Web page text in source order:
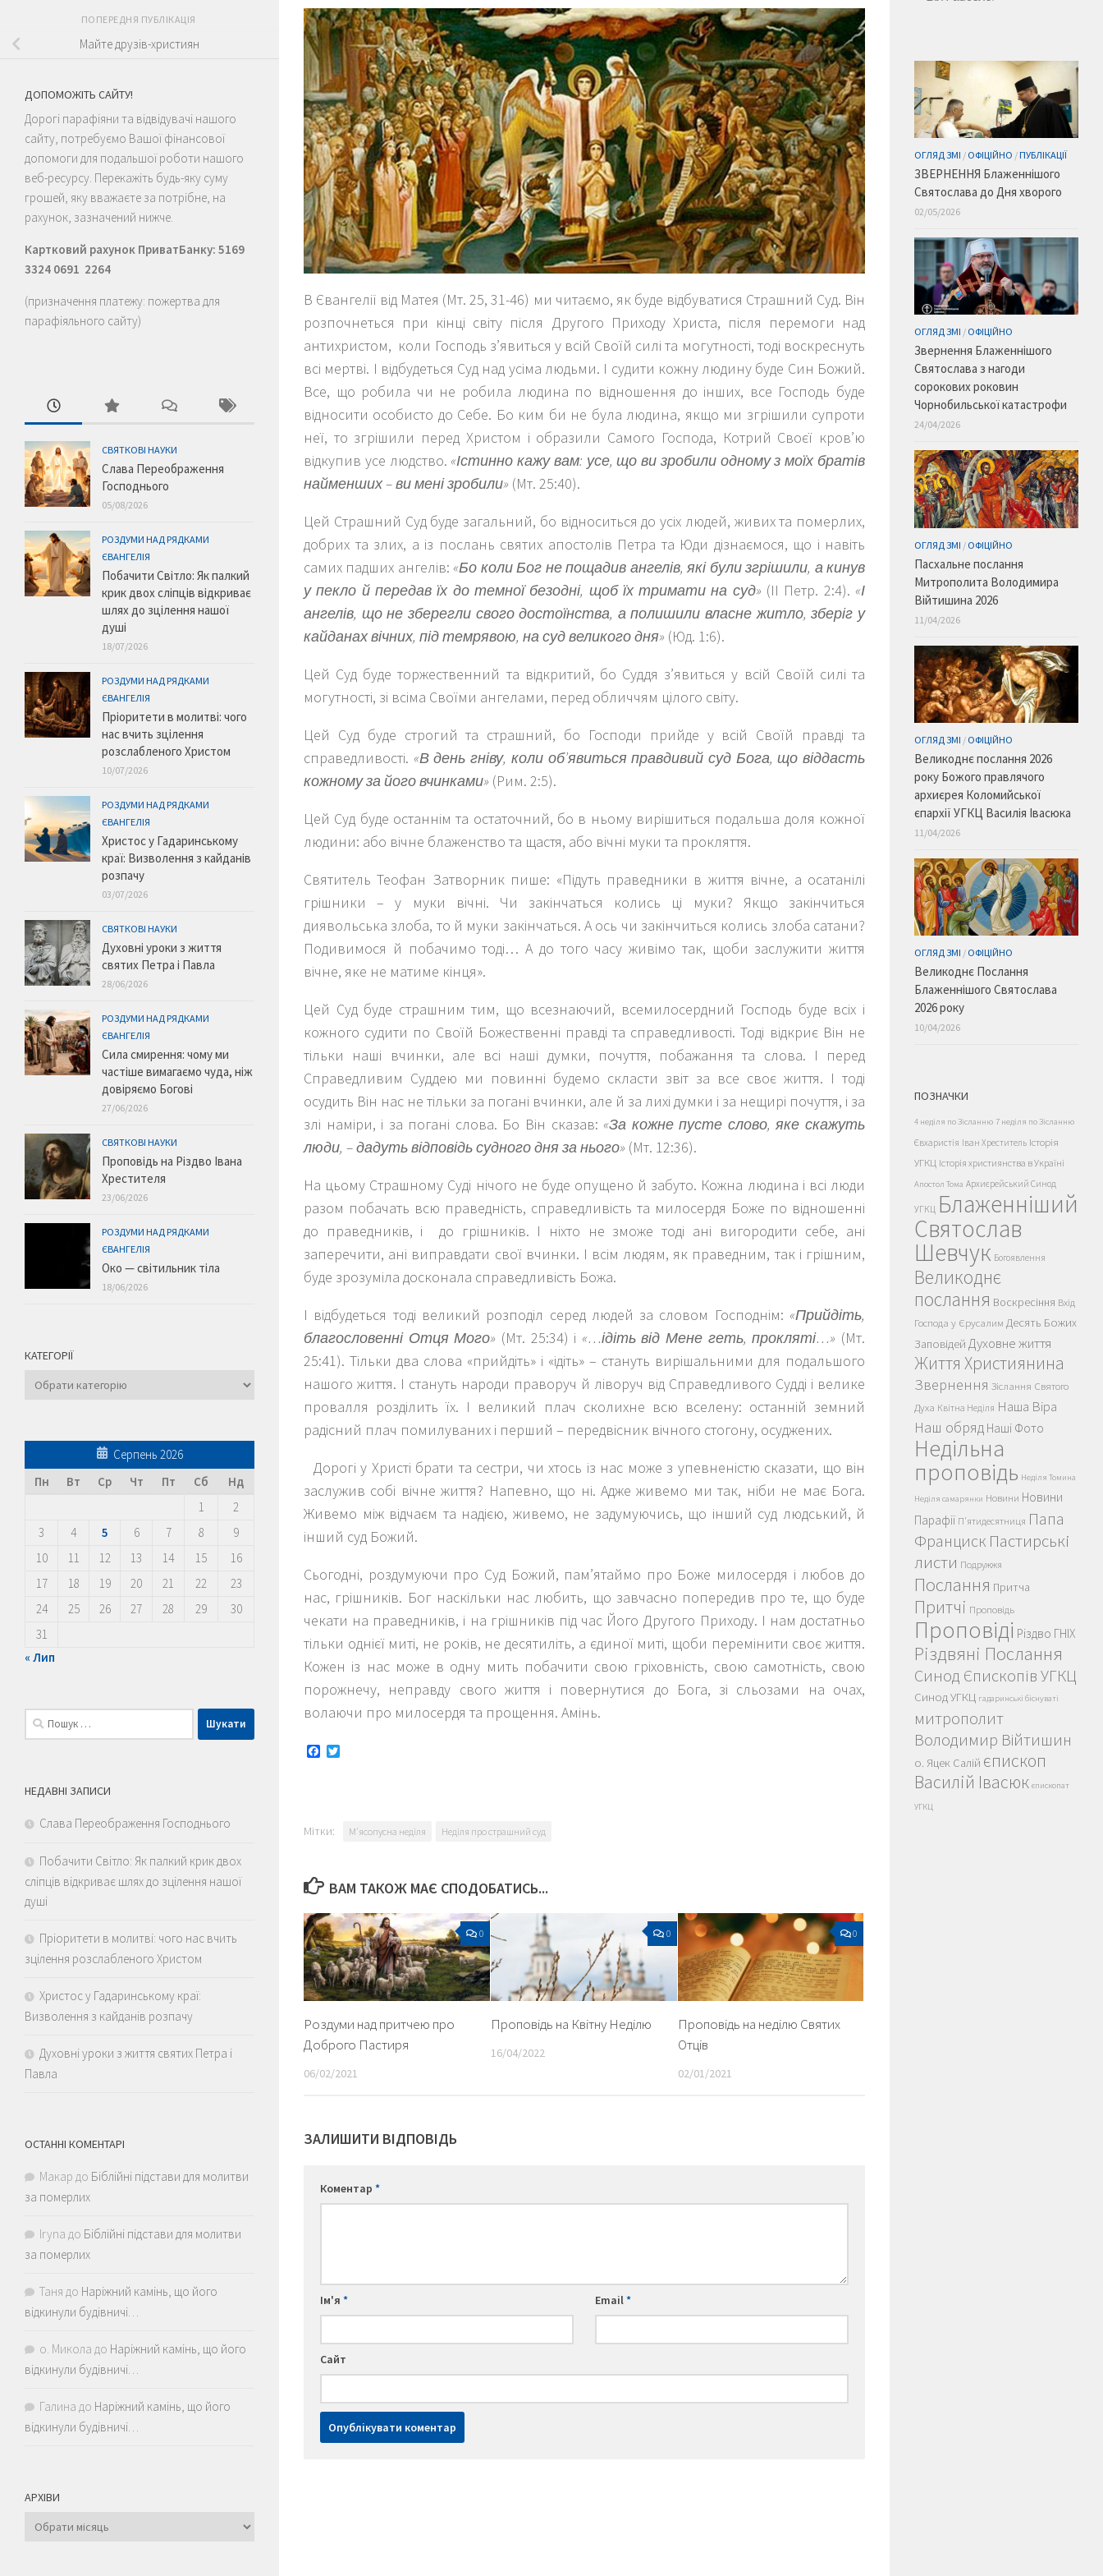
В Євангелії від Матея (Мт. 25, 31-46) ми читаємо, як буде відбуватися Страшний Суд. Він
розпочнеться при кінці світу після Другого Приходу Христа, після перемоги над
антихристом, коли Господь з’явиться у всій Своїй силі та могутності, тоді воскреснуть
всі мертві. І відбудеться Суд над усіма людьми. І судити кожну людину буде Син Божий.
Все, що робила чи не робила людина по відношення до інших, все Господь буде
відносити особисто до Себе. Бо ким би не була людина, якщо ми згрішили супроти
неї, то згрішили перед Христом і образили Самого Господа, Котрий Своєї кров’ю
відкупив усе людство.«Істинно кажу вам: усе, що ви зробили одному з моїх братів
найменших – ви мені зробили» (Мт. 25:40).
Цей Страшний Суд буде загальний, бо відноситься до усіх людей, живих та померлих,
добрих та злих, а із послань святих апостолів Петра та Юди дізнаємося, що і навіть
самих падших ангелів:«Бо коли Бог не пощадив ангелів, які були згрішили, а кинув
у пекло й передав їх до темної безодні, щоб їх тримати на суд»(ІІ Петр. 2:4). «І
ангелів, що не зберегли свого достоїнства, а полишили власне житло, зберіг у
кайданах вічних, під темрявою, на суд великого дня» (Юд. 1:6).
Цей Суд буде торжественний та відкритий, бо Суддя з’явиться у всій Своїй силі та
могутності, зі всіма Своїми ангелами, перед обличчям цілого світу.
Цей Суд буде строгий та страшний, бо Господи прийде у всій Своїй правді та
справедливості. «В день гніву, коли об’явиться правдивий суд Бога, що віддасть
кожному за його вчинками» (Рим. 2:5).
Цей Суд буде останнім та остаточний, бо в ньому вирішиться подальша доля кожної
людини: або вічне блаженство та щастя, або вічні муки та прокляття.
Святитель Теофан Затворник пише: «Підуть праведники в життя вічне, а осатанілі
грішники – у муки вічні. Чи закінчаться колись ці муки? Якщо закінчиться
диявольська злоба, то й муки закінчаться. А ось чи закінчиться колись злоба сатани?
Подивимося й побачимо тоді… А до того часу живімо так, щоби заслужити життя
вічне, яке не матиме кінця».
Цей Суд буде страшним тим, що всезнаючий, всемилосердний Господь буде всіх і
кожного судити по Своїй Божественні правді та справедливості. Тоді відкриє Він не
тільки наші вчинки, але всі наші думки, почуття, побажання та слова. І перед
Справедливим Суддею ми повинні будемо скласти звіт за все своє життя. І тоді
осудить Він нас не тільки за погані вчинки, але й за лихі думки і за нещирі почуття, і за
злі наміри, і за погані слова. Бо Він сказав:«За кожне пусте слово, яке скажуть
люди, – дадуть відповідь судного дня за нього» (Мт. 12:36).
На цьому Страшному Суді нічого не буде опущено й забуто. Кожна людина і всі люди
разом побачать всю праведність, справедливість та милосердя Боже по відношенні
до праведників, і до грішників. І ніхто не зможе тоді ані вигородити себе, ані
заперечити, ані виправдати свої вчинки. І всім людям, як праведним, так і грішним,
буде зрозуміла досконала справедливість Божа.
І відбудеться тоді великий розподіл серед людей за словом Господнім: «Прийдіть,
благословенні Отця Мого» (Мт. 25:34) і «…ідіть від Мене геть, прокляті…» (Мт.
25:41). Тільки два слова «прийдіть» і «ідіть» – стануть вирішальними для подальшого
нашого життя. І стануть народи праворуч й ліворуч від Справедливого Судді і велике
провалля розділить їх. І великий плач сколихне всю вселену: останній земний
радісний плач помилуваних і перший – передвісник вічного стогону, осуджених.
Дорогі у Христі брати та сестри, чи хтось із нас може з упевненістю сказати, що він
заслужив собі вічне життя? Напевно, що ні. Адже живемо ми так, ніби не має Бога.
Живемо між відчаєм та надією, живемо, не задумуючись, що інший суд людський, й
інший суд Божий.
Сьогодні, роздумуючи про Суд Божий, пам’ятаймо про Боже милосердя і любов до
нас, грішників. Бог наскільки нас любить, що завчасно попередив про те, що буде
чекати на праведників, і на грішників під час Його Другого Приходу. І нам достатньо
тільки однієї миті, не років, не десятиліть, а єдиної миті, щоби перемінити своє життя.
Кожен із нас може в одну мить побачити свою гріховність, свою самотність, свою
порожнечу, неправду свого життя і повернутися до Бога, зі сльозами на очах,
волаючи про милосердя та прощення. Амінь.
Facebook
Мітки: М'ясопусна неділя Неділя про страшний суд
ВАМ ТАКОЖ МАЄ СПОДОБАТИСЬ...
0
Роздуми над притчею про
Доброго Пастиря
06/02/2021
0
Проповідь на Квітну Неділю
16/04/2022
0
Проповідь на неділю Святих
Отців
02/01/2021
ЗАЛИШИТИ ВІДПОВІДЬ
Коментар *
Ім'я * Email*
Сайт
ПОПЕРЕДНЯ ПУБЛІКАЦІЯ
Майте друзів-християн
ДОПОМОЖІТЬ САЙТУ!
Дорогі парафіяни та відвідувачі нашого
сайту, потребуємо Вашої фінансової
допомоги для подальшої роботи нашого
веб-ресурсу. Перекажіть будь-яку суму
грошей, яку вважаєте за потрібне, на
рахунок, зазначений нижче.
Картковий рахунок ПриватБанку: 5169
3324 0691 2264
(призначення платежу: пожертва для
парафіяльного сайту)
СВЯТКОВІ НАУКИ
Слава Переображення
Господнього
05/08/2026
РОЗДУМИ НАД РЯДКАМИ
ЄВАНГЕЛІЯ
Побачити Світло: Як палкий
крик двох сліпців відкриває
шлях до зцілення нашої
душі
18/07/2026
РОЗДУМИ НАД РЯДКАМИ
ЄВАНГЕЛІЯ
Пріоритети в молитві: чого
нас вчить зцілення
розслабленого Христом
10/07/2026
РОЗДУМИ НАД РЯДКАМИ
ЄВАНГЕЛІЯ
Христос у Гадаринському
краї: Визволення з кайданів
розпачу
03/07/2026
СВЯТКОВІ НАУКИ
Духовні уроки з життя
святих Петра і Павла
28/06/2026
РОЗДУМИ НАД РЯДКАМИ
ЄВАНГЕЛІЯ
Сила смирення: чому ми
частіше вимагаємо чуда, ніж
довіряємо Богові
27/06/2026
СВЯТКОВІ НАУКИ
Проповідь на Різдво Івана
Хрестителя
23/06/2026
РОЗДУМИ НАД РЯДКАМИ
ЄВАНГЕЛІЯ
Око — світильник тіла
18/06/2026
КАТЕГОРІЇ
Категорії
Серпень 2026
Пн
Вт Ср Чт Пт Сб
Нд
1
2
3
4 5 6 7 8
9
10
11 12 13 14 15
16
17
18 19 20 21 22
23
24
25 26 27 28 29
30
31
« Лип
Пошук:
НЕДАВНІ ЗАПИСИ
Слава Переображення Господнього
Побачити Світло: Як палкий крик двох
сліпців відкриває шлях до зцілення нашої
душі
Пріоритети в молитві: чого нас вчить
зцілення розслабленого Христом
Христос у Гадаринському краї:
Визволення з кайданів розпачу
Духовні уроки з життя святих Петра і
Павла
ОСТАННІ КОМЕНТАРІ
Макар до Біблійні підстави для молитви
за померлих
Iryna до Біблійні підстави для молитви
за померлих
Таня до Наріжний камінь, що його
відкинули будівничі…
о. Микола до Наріжний камінь, що його
відкинули будівничі…
Галина до Наріжний камінь, що його
відкинули будівничі…
АРХІВИ
Архіви
ОГЛЯД ЗМІ / ОФІЦІЙНО /ПУБЛІКАЦІЇ
ЗВЕРНЕННЯ Блаженнішого
Святослава до Дня хворого
02/05/2026
ОГЛЯД ЗМІ / ОФІЦІЙНО
Звернення Блаженнішого
Святослава з нагоди
сорокових роковин
Чорнобильської катастрофи
24/04/2026
ОГЛЯД ЗМІ / ОФІЦІЙНО
Пасхальне послання
Митрополита Володимира
Війтишина 2026
11/04/2026
ОГЛЯД ЗМІ / ОФІЦІЙНО
Великоднє послання 2026
року Божого правлячого
архиєрея Коломийської
єпархії УГКЦ Василія Івасюка
11/04/2026
ОГЛЯД ЗМІ / ОФІЦІЙНО
Великоднє Послання
Блаженнішого Святослава
2026 року
10/04/2026
ПОЗНАЧКИ
4 неділя по Зісланню 7 неділя по Зісланню
Євхаристія Іван Хреститель Історія
УГКЦ Історія християнства в Україні
Апостол Тома Архиєрейський Синод
УГКЦ Блаженніший
Святослав
Шевчук Богоявлення
Великоднє
послання Воскресіння Вхід
Господа у Єрусалим Десять Божих
Заповідей Духовне життя
Життя Християнина
Звернення Зіслання Святого
Духа Квітна Неділя Наша Віра
Наш обряд Наші Фото
Недільна
проповідь Неділя Томина
Неділя самарянки Новини Новини
Парафії П'ятидесятниця Папа
Франциск Пастирські
листи Подружжя
Послання Притча
Притчі Проповідь
Проповіді Різдво ГНІХ
Різдвяні Послання
Синод Єпископів УГКЦ
Синод УГКЦ гадаринські біснуваті
митрополит
Володимир Війтишин
о. Яцек Салій єпископ
Василій Івасюк єпископат
УГКЦ